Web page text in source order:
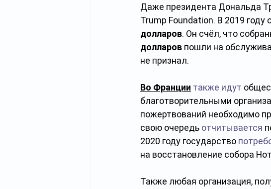
Даже президента Дональда
Trump Foundation. В 2019
долларов. Он счёл, что
долларов пошли на
не признал.
Во Франции также идут
благотворительными
пожертвований необходимо
свою очередь отчитывается
2020 году государство
на восстановление собора
Также любая организация,